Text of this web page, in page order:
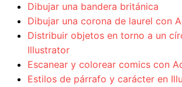
Dibujar una bandera británica
Dibujar una corona de laurel con
Distribuir objetos en torno a un
Illustrator
Escanear y colorear comics con
Estilos de párrafo y carácter en